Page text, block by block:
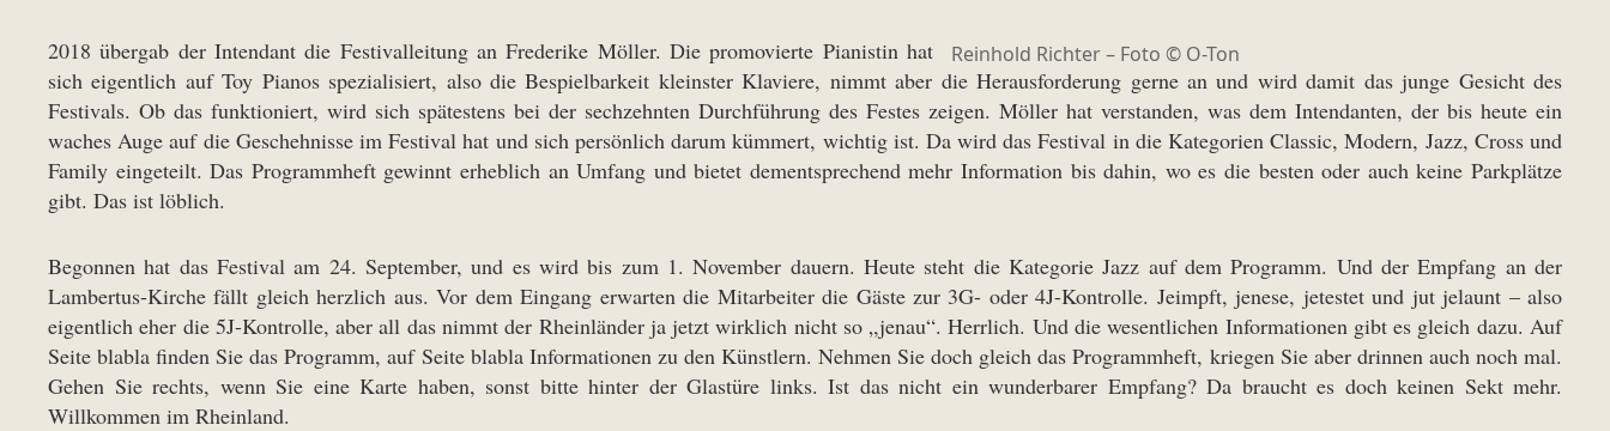
Reinhold Richter – Foto © O-Ton
2018 übergab der Intendant die Festivalleitung an Frederike Möller. Die promovierte Pianistin hat
sich eigentlich auf Toy Pianos spezialisiert, also die Bespielbarkeit kleinster Klaviere, nimmt aber die Herausforderung gerne an und wird damit das junge Gesicht des
Festivals. Ob das funktioniert, wird sich spätestens bei der sechzehnten Durchführung des Festes zeigen. Möller hat verstanden, was dem Intendanten, der bis heute ein
waches Auge auf die Geschehnisse im Festival hat und sich persönlich darum kümmert, wichtig ist. Da wird das Festival in die Kategorien Classic, Modern, Jazz, Cross und
Family eingeteilt. Das Programmheft gewinnt erheblich an Umfang und bietet dementsprechend mehr Information bis dahin, wo es die besten oder auch keine Parkplätze
gibt. Das ist löblich.
Begonnen hat das Festival am 24. September, und es wird bis zum 1. November dauern. Heute steht die Kategorie Jazz auf dem Programm. Und der Empfang an der
Lambertus-Kirche fällt gleich herzlich aus. Vor dem Eingang erwarten die Mitarbeiter die Gäste zur 3G- oder 4J-Kontrolle. Jeimpft, jenese, jetestet und jut jelaunt – also
eigentlich eher die 5J-Kontrolle, aber all das nimmt der Rheinländer ja jetzt wirklich nicht so „jenau“. Herrlich. Und die wesentlichen Informationen gibt es gleich dazu. Auf
Seite blabla finden Sie das Programm, auf Seite blabla Informationen zu den Künstlern. Nehmen Sie doch gleich das Programmheft, kriegen Sie aber drinnen auch noch mal.
Gehen Sie rechts, wenn Sie eine Karte haben, sonst bitte hinter der Glastüre links. Ist das nicht ein wunderbarer Empfang? Da braucht es doch keinen Sekt mehr.
Willkommen im Rheinland.